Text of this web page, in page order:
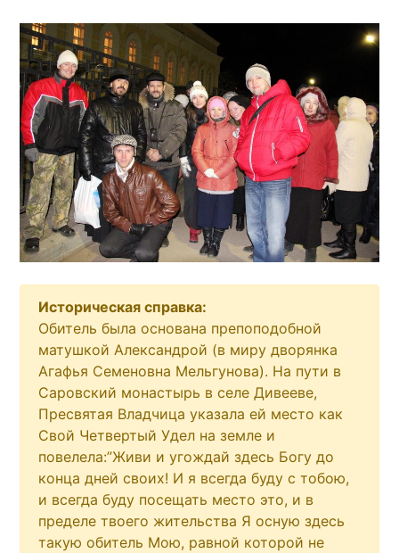
Историческая справка:
Обитель была основана препоподобной
матушкой Александрой (в миру дворянка
Агафья Семеновна Мельгунова). На пути в
Саровский монастырь в селе Дивееве,
Пресвятая Владчица указала ей место как
Свой Четвертый Удел на земле и
повелела:”Живи и угождай здесь Богу до
конца дней своих! И я всегда буду с тобою,
и всегда буду посещать место это, и в
пределе твоего жительства Я осную здесь
такую обитель Мою, равной которой не